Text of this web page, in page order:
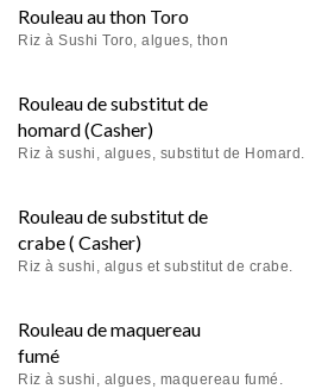
Rouleau au thon Toro
Riz à Sushi Toro, algues, thon
Rouleau de substitut de
homard (Casher)
Riz à sushi, algues, substitut de Homard.
Rouleau de substitut de
crabe ( Casher)
Riz à sushi, algus et substitut de crabe.
Rouleau de maquereau
fumé
Riz à sushi, algues, maquereau fumé.